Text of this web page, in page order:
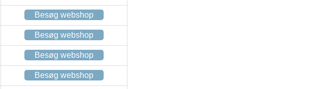
Besøg webshop
Besøg webshop
Besøg webshop
Besøg webshop